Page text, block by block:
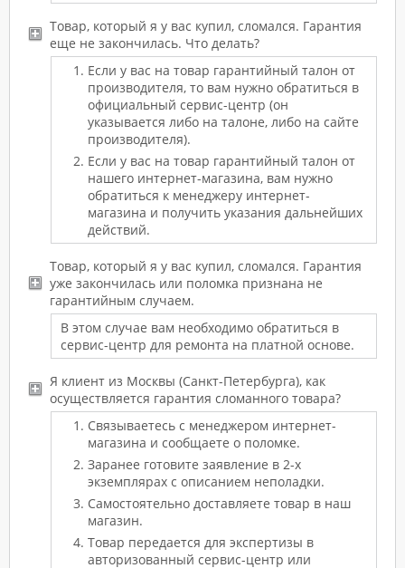
Товар, который я у вас купил, сломался. Гарантия
еще не закончилась. Что делать?
Если у вас на товар гарантийный талон от
производителя, то вам нужно обратиться в
официальный сервис-центр (он
указывается либо на талоне, либо на сайте
производителя).
Если у вас на товар гарантийный талон от
нашего интернет-магазина, вам нужно
обратиться к менеджеру интернет-
магазина и получить указания дальнейших
действий.
Товар, который я у вас купил, сломался. Гарантия
уже закончилась или поломка признана не
гарантийным случаем.
В этом случае вам необходимо обратиться в
сервис-центр для ремонта на платной основе.
Я клиент из Москвы (Санкт-Петербурга), как
осуществляется гарантия сломанного товара?
Связываетесь с менеджером интернет-
магазина и сообщаете о поломке.
Заранее готовите заявление в 2-х
экземплярах с описанием неполадки.
Самостоятельно доставляете товар в наш
магазин.
Товар передается для экспертизы в
авторизованный сервис-центр или